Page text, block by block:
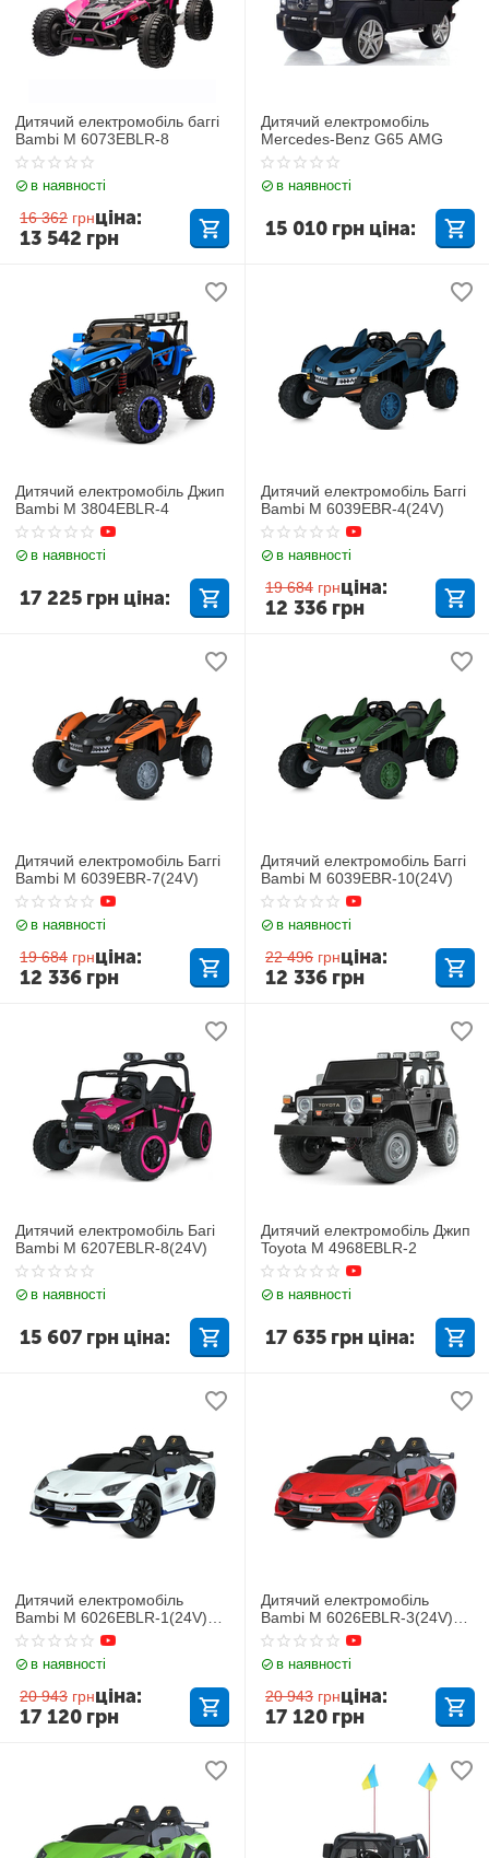
Дитячий електромобіль баггі
Bambi M 6073EBLR-8
в наявності
16 362 грн
13 542 грн
ціна:
Дитячий електромобіль
Mercedes-Benz G65 AMG
в наявності
15 010 грн ціна:
Дитячий електромобіль Джип
Bambi M 3804EBLR-4
в наявності
17 225 грн ціна:
Дитячий електромобіль Баггі
Bambi M 6039EBR-4(24V)
в наявності
19 684 грн
12 336 грн
ціна:
Дитячий електромобіль Баггі
Bambi M 6039EBR-7(24V)
в наявності
19 684 грн
12 336 грн
ціна:
Дитячий електромобіль Баггі
Bambi M 6039EBR-10(24V)
в наявності
22 496 грн
12 336 грн
ціна:
Дитячий електромобіль Багі
Bambi M 6207EBLR-8(24V)
в наявності
15 607 грн ціна:
Дитячий електромобіль Джип
Toyota M 4968EBLR-2
в наявності
17 635 грн ціна:
Дитячий електромобіль
Bambi M 6026EBLR-1(24V)
Lamborghini
в наявності
20 943 грн
17 120 грн
ціна:
Дитячий електромобіль
Bambi M 6026EBLR-3(24V)
Lamborghini
в наявності
20 943 грн
17 120 грн
ціна: